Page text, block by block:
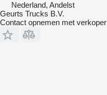
Nederland, Andelst
Geurts Trucks B.V.
Contact opnemen met verkoper